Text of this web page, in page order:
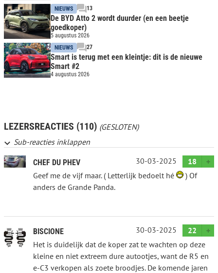
NIEUWS 13
De BYD Atto 2 wordt duurder (en een beetje
goedkoper)
5 augustus 2026
NIEUWS
27
Smart is terug met een kleintje: dit is de nieuwe
Smart #2
4 augustus 2026
LEZERSREACTIES (110) (GESLOTEN)
Sub-reacties inklappen
CHEF DU PHEV 30-03-2025
18
Geef me de vijf maar. ( Letterlijk bedoelt hé
) Of
anders de Grande Panda.
BISCIONE 30-03-2025
22
Het is duidelijk dat de koper zat te wachten op deze
kleine en niet extreem dure autootjes, want de R5 en
e-C3 verkopen als zoete broodjes. De komende jaren